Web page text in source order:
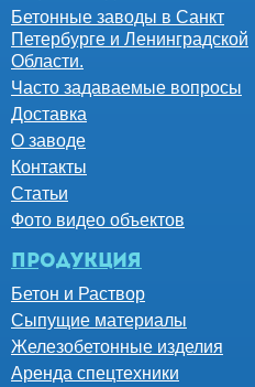
Бетонные заводы в Санкт
Петербурге и Ленинградской
Области.
Часто задаваемые вопросы
Доставка
О заводе
Контакты
Статьи
Фото видео объектов
Продукция
Бетон и Раствор
Сыпущие материалы
Железобетонные изделия
Аренда спецтехники